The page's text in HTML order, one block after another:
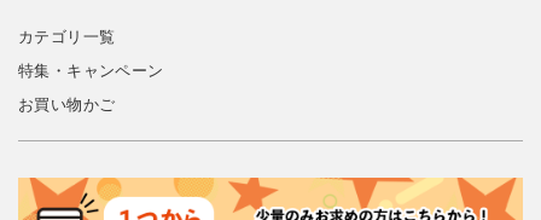
カテゴリ一覧
特集・キャンペーン
お買い物かご